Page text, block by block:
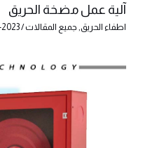
آلية عمل مضخة الحريق
اطفاء الحريق جميع المقالات/
2023-01-21